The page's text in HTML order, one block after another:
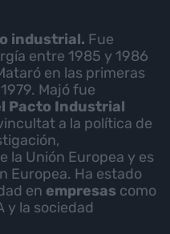
industrial. Fue
entre 1985 y 1986
en las primeras
Majó fue
Pacto Industrial
a la política de
la Unión Europea y es
Europea. Ha estado
en empresas como
y la sociedad